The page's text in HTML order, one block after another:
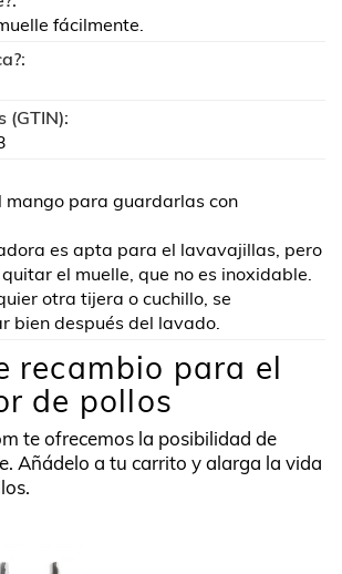
fácilmente.
(GTIN):
mango para guardarlas con
es apta para el lavavajillas, pero
el muelle, que no es inoxidable.
otra tijera o cuchillo, se
bien después del lavado.
recambio para el
de pollos
te ofrecemos la posibilidad de
Añádelo a tu carrito y alarga la vida